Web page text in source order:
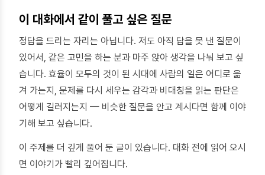
이 대화에서 같이 풀고 싶은 질문
정답을 드리는 자리는 아닙니다. 저도 아직 답을 못 낸 질문이
있어서, 같은 고민을 하는 분과 마주 앉아 생각을 나눠 보고 싶
습니다. 효율이 모두의 것이 된 시대에 사람의 일은 어디로 옮
겨 가는지, 문제를 다시 세우는 감각과 비대칭을 읽는 판단은
어떻게 길러지는지 — 비슷한 질문을 안고 계시다면 함께 이야
기해 보고 싶습니다.
이 주제를 더 깊게 풀어 둔 글이 있습니다. 대화 전에 읽어 오시
면 이야기가 빨리 깊어집니다.